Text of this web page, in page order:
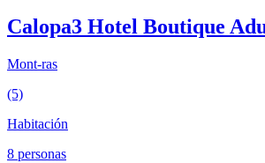
Calopa3 Hotel Boutique
Mont-ras
(5)
Habitación
8 personas